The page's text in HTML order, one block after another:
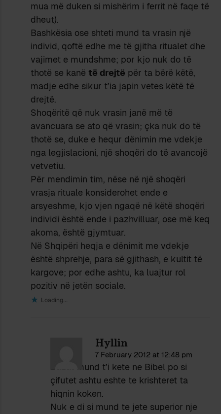
mua më duken si mishërim i ferrit në faqe të
dheut).
Bashkësia ose shteti mund ta vrasin një
individ, qoftë edhe me të gjitha ritualet dhe
vajimet e mundshme; por kjo nuk do të
thotë se kanë të drejtë për ta bërë këtë,
madje edhe sikur t’ia japin vetes këtë të
drejtë.
Shoqëritë që nuk vrasin janë më të
avancuara se ato që vrasin; çka nuk do të
thotë se, duke e hequr dënimin me vdekje
nga legjislacioni, një shoqëri do të avancojë
vetvetiu.
Për mendimin tim, nëse në një shoqëri
vrasja rituale konsiderohet ende e
arsyeshme, kjo vjen ngaqë në këtë shoqëri
individi është ende i pazhvilluar, ose më keq
akoma, është gjymtuar.
Në Shqipëri heqja e dënimit me vdekje
është shprehje, para së gjithash, e kultit të
kargove; por edhe ashtu, ka luajtur rol
pozitiv në jetën sociale.
Loading...
Hyllin
7 February 2012 at 12:48 pm
Bazat mund t’i kete ne Bibel po si
çifutet ashtu eshte te krishteret ta
hiqnin koken.
Nuk e di si mund te jete superior nje